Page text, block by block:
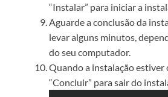
“Instalar” para iniciar a
Aguarde a conclusão da
levar alguns minutos,
do seu computador.
Quando a instalação estiver
“Concluir” para sair do